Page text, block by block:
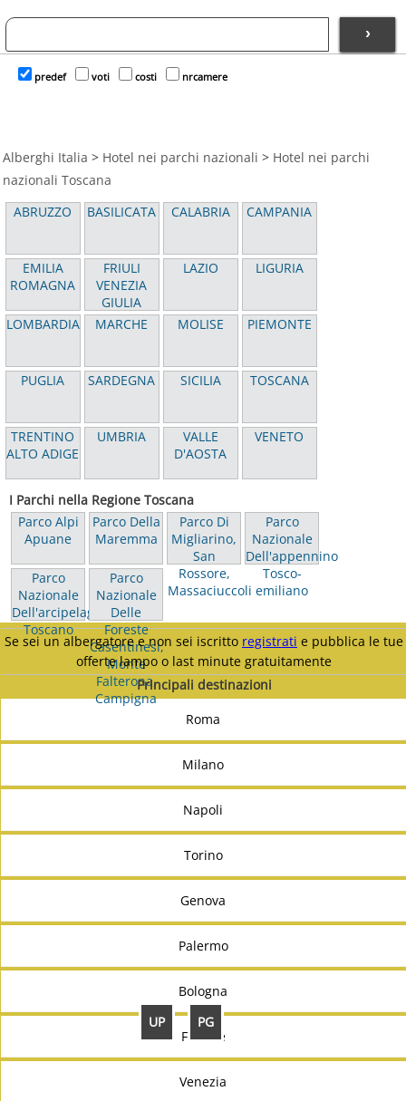
›
predef voti costi nrcamere
UP PG
Alberghi Italia > Hotel nei parchi nazionali > Hotel nei parchi
nazionali Toscana
ABRUZZO
BASILICATA CALABRIA CAMPANIA
EMILIA
ROMAGNA
FRIULI
VENEZIA
GIULIA
LAZIO LIGURIA
LOMBARDIA MARCHE MOLISE PIEMONTE
PUGLIA SARDEGNA SICILIA TOSCANA
TRENTINO
ALTO ADIGE
UMBRIA
VALLE
D'AOSTA
VENETO
I Parchi nella Regione Toscana
Parco Alpi
Apuane
Parco Della
Maremma
Parco Di
Migliarino,
San
Rossore,
Massaciuccoli
Parco
Nazionale
Dell'appennino
Tosco-
emiliano
Parco
Nazionale
Dell'arcipelago
Toscano
Parco
Nazionale
Delle
Foreste
Casentinesi,
Monte
Falterona,
Campigna
Se sei un albergatore e non sei iscritto registrati e pubblica le tue
offerte lampo o last minute gratuitamente
Principali destinazioni
Roma
Milano
Napoli
Torino
Genova
Palermo
Bologna
Firenze
Venezia